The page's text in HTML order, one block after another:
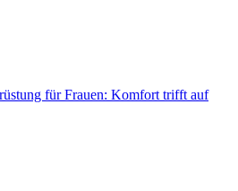
für Frauen: Komfort trifft auf